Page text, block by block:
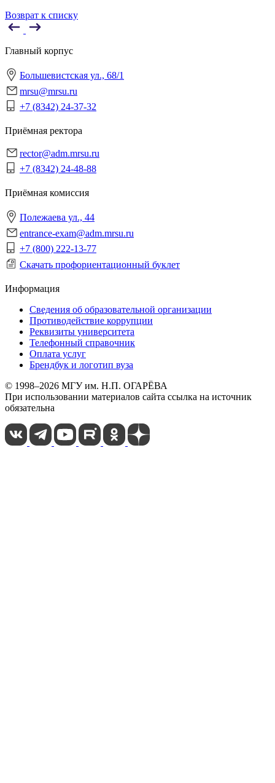
Возврат к списку
Главный корпус
Большевистская ул., 68/1
mrsu@mrsu.ru
+7 (8342) 24-37-32
Приёмная ректора
rector@adm.mrsu.ru
+7 (8342) 24-48-88
Приёмная комиссия
Полежаева ул., 44
entrance-exam@adm.mrsu.ru
+7 (800) 222-13-77
Скачать профориентационный буклет
Информация
Сведения об образовательной организации
Противодействие коррупции
Реквизиты университета
Телефонный справочник
Оплата услуг
Брендбук и логотип вуза
© 1998–2026 МГУ им. Н.П. ОГАРЁВА
При использовании материалов сайта ссылка на источник
обязательна